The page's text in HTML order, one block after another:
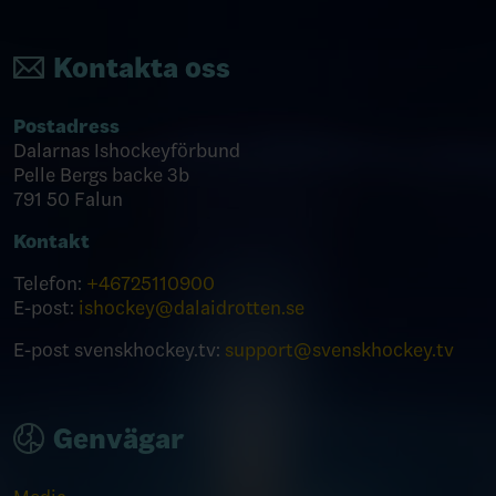
Kontakta oss
Postadress
Dalarnas Ishockeyförbund
Pelle Bergs backe 3b
791 50 Falun
Kontakt
Telefon: +46725110900
E-post: ishockey@dalaidrotten.se
E-post svenskhockey.tv: support@svenskhockey.tv
Genvägar